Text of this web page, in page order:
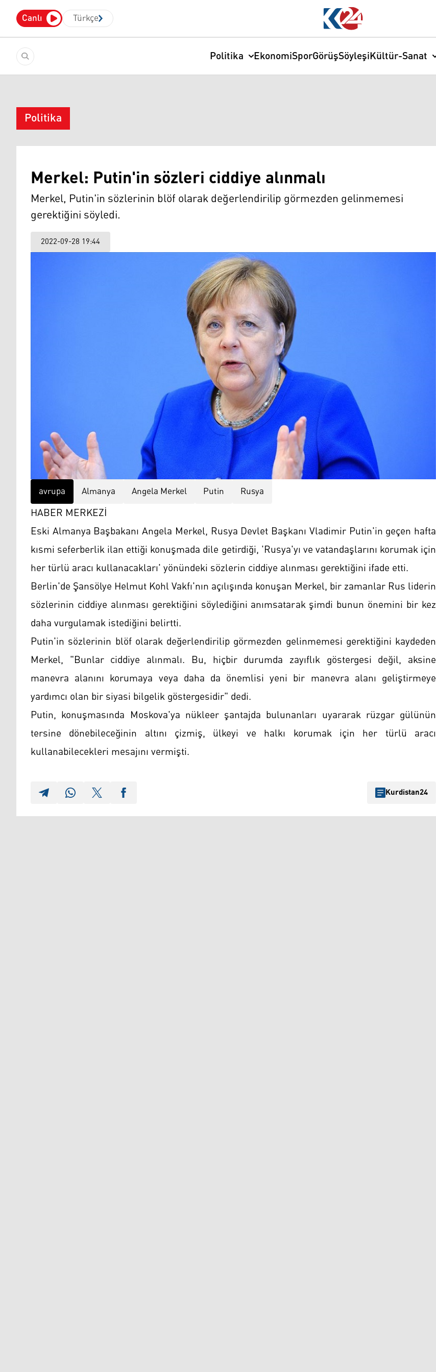
Canlı Türkçe
Politika EkonomiSporGörüşSöyleşiKültür-Sanat
Politika
Merkel: Putin'in sözleri ciddiye alınmalı
Merkel, Putin'in sözlerinin blöf olarak değerlendirilip görmezden gelinmemesi
gerektiğini söyledi.
2022-09-28 19:44
avrupa Almanya Angela Merkel Putin Rusya
HABER MERKEZİ
Eski Almanya Başbakanı Angela Merkel, Rusya Devlet Başkanı Vladimir Putin'in geçen hafta
kısmi seferberlik ilan ettiği konuşmada dile getirdiği, 'Rusya'yı ve vatandaşlarını korumak için
her türlü aracı kullanacakları' yönündeki sözlerin ciddiye alınması gerektiğini ifade etti.
Berlin'de Şansölye Helmut Kohl Vakfı'nın açılışında konuşan Merkel, bir zamanlar Rus liderin
sözlerinin ciddiye alınması gerektiğini söylediğini anımsatarak şimdi bunun önemini bir kez
daha vurgulamak istediğini belirtti.
Putin'in sözlerinin blöf olarak değerlendirilip görmezden gelinmemesi gerektiğini kaydeden
Merkel, "Bunlar ciddiye alınmalı. Bu, hiçbir durumda zayıflık göstergesi değil, aksine
manevra alanını korumaya veya daha da önemlisi yeni bir manevra alanı geliştirmeye
yardımcı olan bir siyasi bilgelik göstergesidir" dedi.
Putin, konuşmasında Moskova'ya nükleer şantajda bulunanları uyararak rüzgar gülünün
tersine dönebileceğinin altını çizmiş, ülkeyi ve halkı korumak için her türlü aracı
kullanabilecekleri mesajını vermişti.
Kurdistan24